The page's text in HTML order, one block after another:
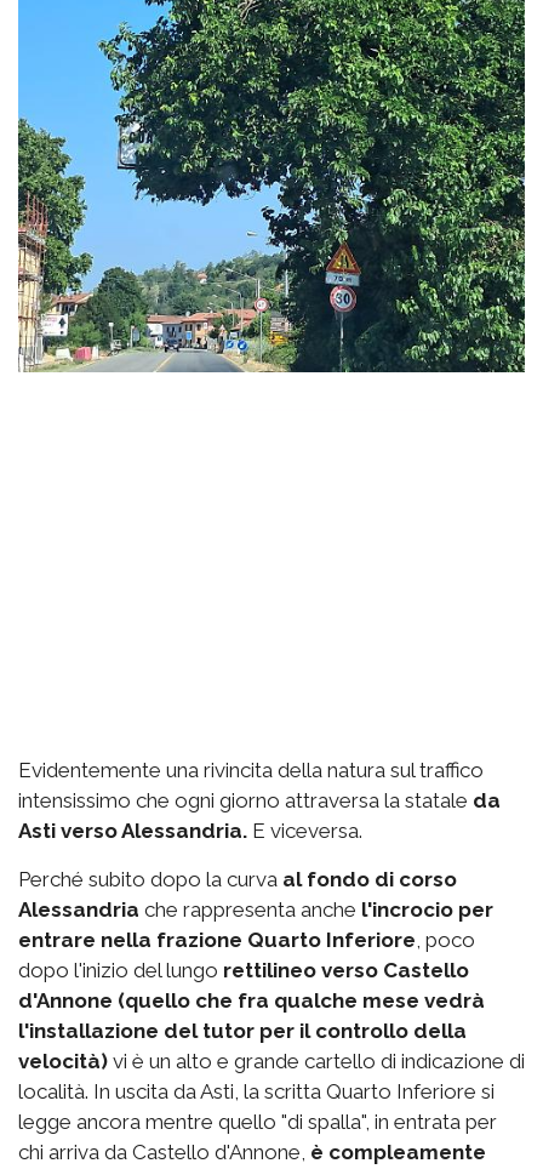
Evidentemente una rivincita della natura sul traffico
intensissimo che ogni giorno attraversa la statale da
Asti verso Alessandria. E viceversa.
Perché subito dopo la curva al fondo di corso
Alessandria che rappresenta anche l'incrocio per
entrare nella frazione Quarto Inferiore , poco
dopo l'inizio del lungo rettilineo verso Castello
d'Annone (quello che fra qualche mese vedrà
l'installazione del tutor per il controllo della
velocità) vi è un alto e grande cartello di indicazione di
località. In uscita da Asti, la scritta Quarto Inferiore si
legge ancora mentre quello "di spalla", in entrata per
chi arriva da Castello d'Annone, è compleamente